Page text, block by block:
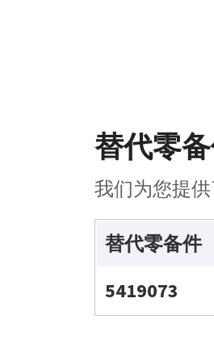
替代零
我们为您提
替代零备件
5419073